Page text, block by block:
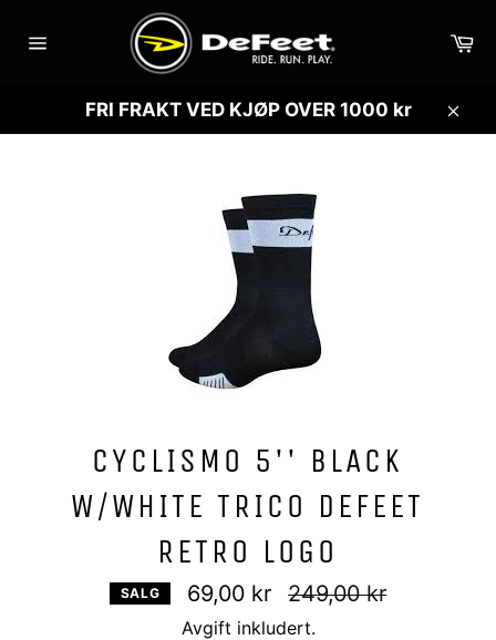
videre
Sidenavigasjon
FRI FRAKT VED KJØP OVER 1000 kr
Lukk
CYCLISMO 5'' BLACK
W/WHITE TRICO DEFEET
RETRO LOGO
SALG 69,00 kr
Vanlig
pris
249,00 kr
Avgift inkludert.